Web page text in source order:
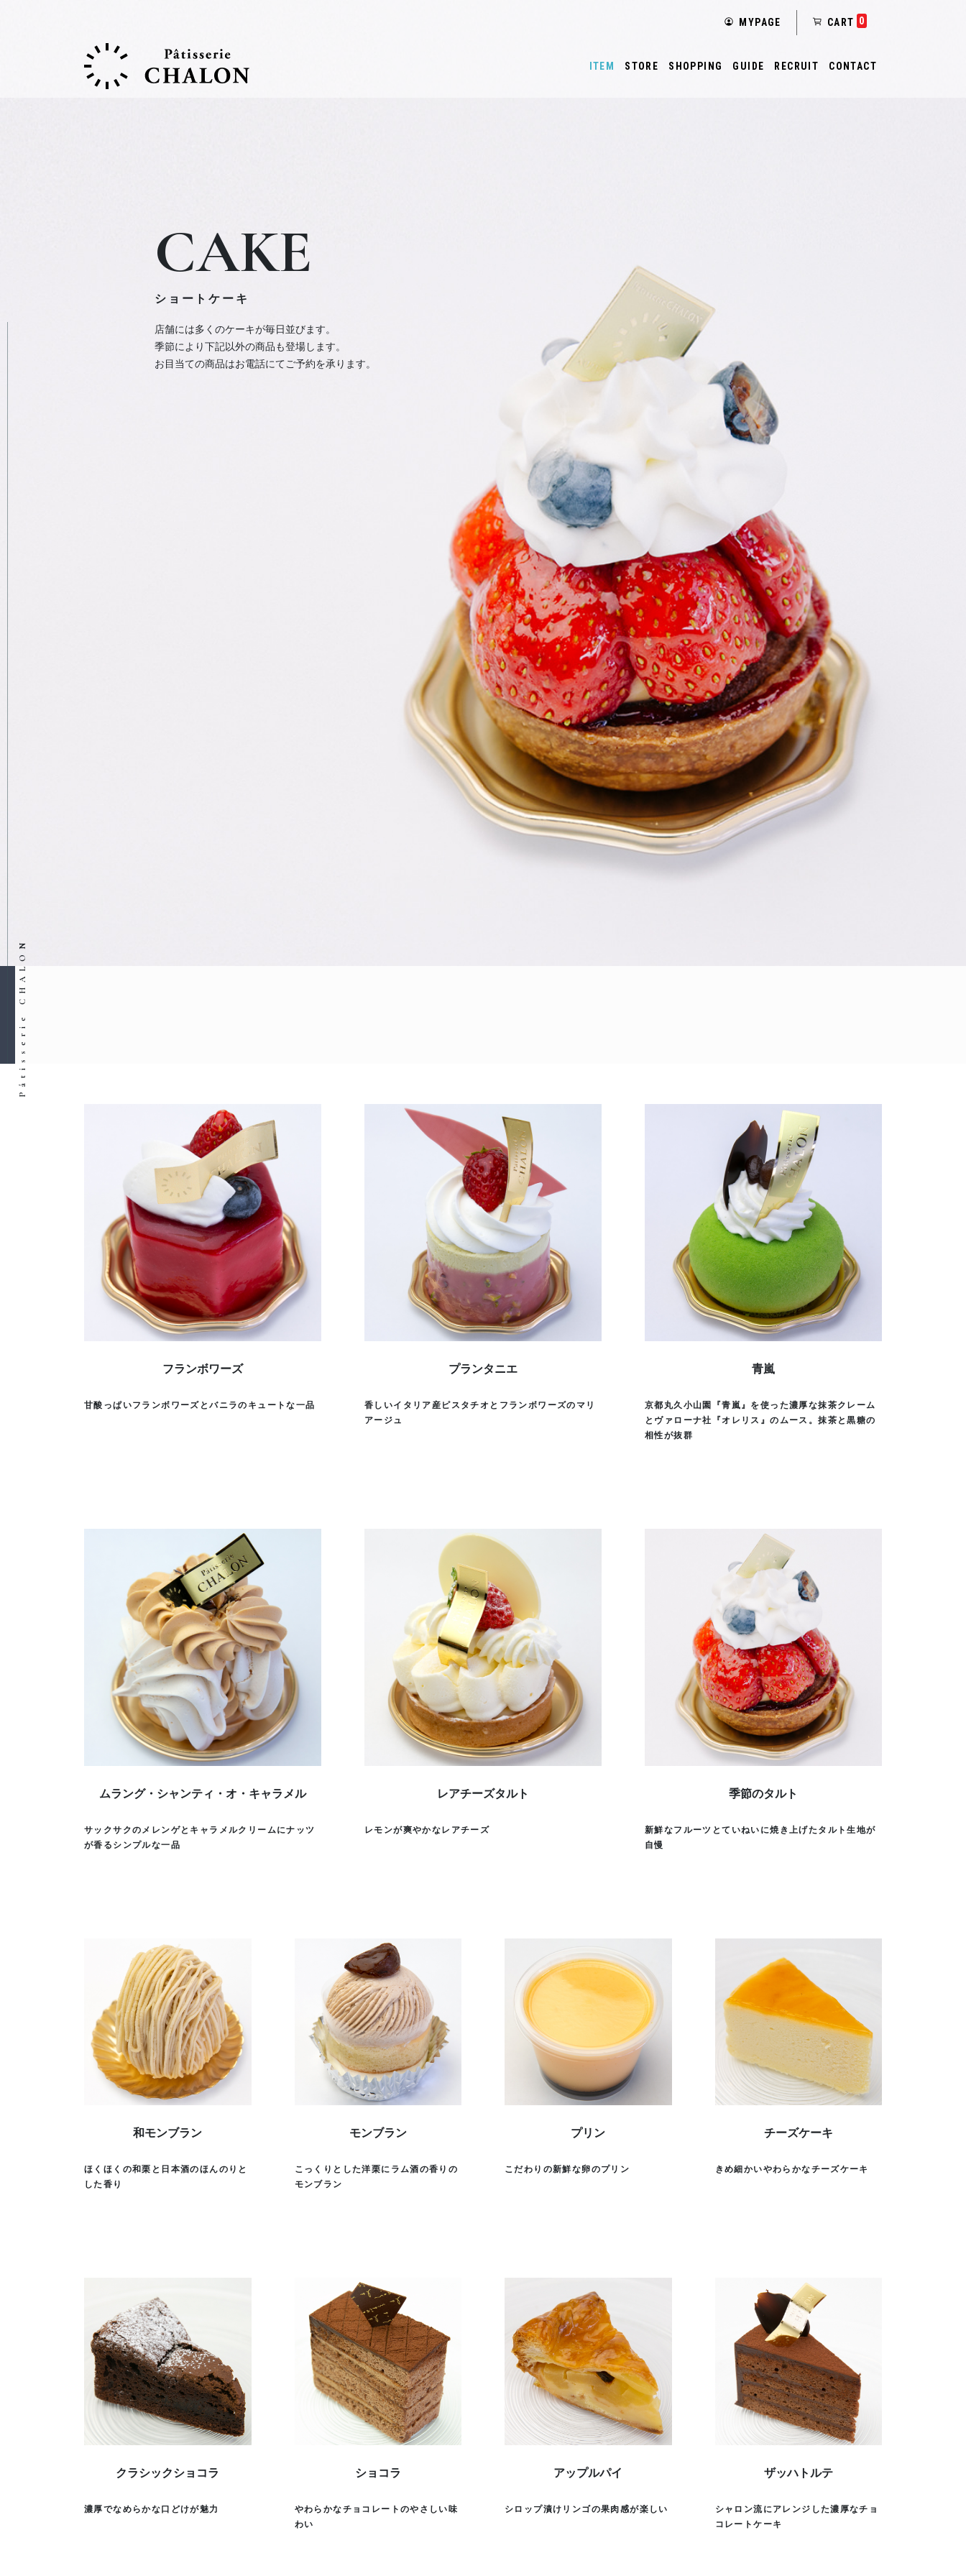
MYPAGE CART 0
ITEM STORE SHOPPING GUIDE RECRUIT CONTACT
CAKE
ショートケーキ
店舗には多くのケーキが毎日並びます。
季節により下記以外の商品も登場します。
お目当ての商品はお電話にてご予約を承ります。
フランボワーズ
甘酸っぱいフランボワーズとバニラのキュートな一品
プランタニエ
香しいイタリア産ピスタチオとフランボワーズのマリ
アージュ
青嵐
京都丸久小山園『青嵐』を使った濃厚な抹茶クレーム
とヴァローナ社『オレリス』のムース。抹茶と黒糖の
相性が抜群
ムラング・シャンティ・オ・キャラメル
サックサクのメレンゲとキャラメルクリームにナッツ
が香るシンプルな一品
レアチーズタルト
レモンが爽やかなレアチーズ
季節のタルト
新鮮なフルーツとていねいに焼き上げたタルト生地が
自慢
和モンブラン
ほくほくの和栗と日本酒のほんのりと
した香り
モンブラン
こっくりとした洋栗にラム酒の香りの
モンブラン
プリン
こだわりの新鮮な卵のプリン
チーズケーキ
きめ細かいやわらかなチーズケーキ
クラシックショコラ
濃厚でなめらかな口どけが魅力
ショコラ
やわらかなチョコレートのやさしい味
わい
アップルパイ
シロップ漬けリンゴの果肉感が楽しい
ザッハトルテ
シャロン流にアレンジした濃厚なチョ
コレートケーキ